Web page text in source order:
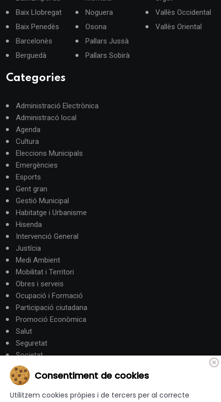
Baix Llobregat
Baix Penedès
Barcelonès
Berguedà
Noguera
Osona
Pallars Jussà
Pallars Sobirà
Vallès Occidental
Vallès Oriental
Categories
Administració Electrònica
Administracó local
Agenda
Cultura
Eleccions Municipals
Emergències
Esports
Gent gran
Gestió Municipal
Habitatge i Urbanisme
Hisenda
Intervenció General
Justícia
Medi Ambient
Mobilitat i Territori
Obres i serveis
Ocupació i Formació
Participació ciutadana
Promoció Econòmica
Salut
Seguretat
Societat
Turisme
Altres Canals
Consentiment de cookies
Utilitzem cookies pròpies i de tercers per al correcte